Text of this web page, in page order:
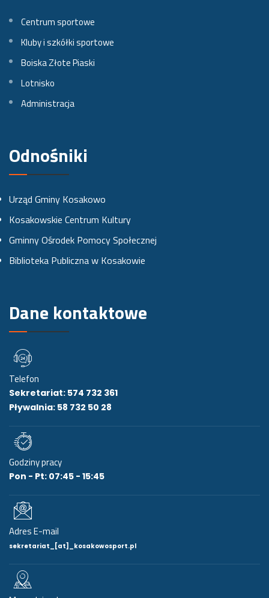
F
a
b
o
k
u
I
n
a
r
a
m
i
o
t
u
e
Centrum sportowe
Kluby i szkółki sportowe
Boiska Złote Piaski
Lotnisko
Administracja
Odnośniki
Urząd Gminy Kosakowo
Kosakowskie Centrum Kultury
Gminny Ośrodek Pomocy Społecznej
Biblioteka Publiczna w Kosakowie
Dane kontaktowe
Telefon
Sekretariat: 574 732 361
Pływalnia: 58 732 50 28
Godziny pracy
Pon - Pt: 07:45 - 15:45
Adres E-mail
sekretariat_[at]_kosakowosport.pl